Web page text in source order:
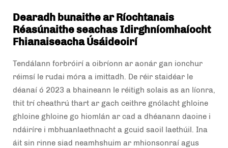
Dearadh bunaithe ar Ríochtanais
Réasúnaithe seachas Idirghníomhaíocht
Fhianaiseacha Úsáideoirí
Tendálann forbróirí a oibríonn ar aonár gan ionchur
réimsí le rudai móra a imittadh. De réir staidéar le
déanaí ó 2023 a bhaineann le réitigh solais as an líonra,
thit trí cheathrú thart ar gach ceithre gnólacht ghloine
ghloine ghloine go hiomlán ar cad a dhéanann daoine i
ndáiríre i mbhuanlaethnacht a gcuid saoil laethúil. Ina
áit sin rinne siad neamhshuim ar mhionsonraí agus